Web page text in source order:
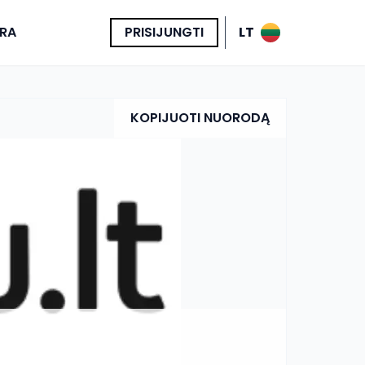
PRISIJUNGTI LT
KOPIJUOTI NUORODĄ